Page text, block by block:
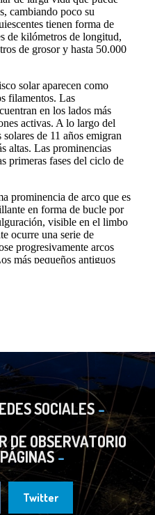
SOCIALES
DE OBSERVATORIO
Twitter